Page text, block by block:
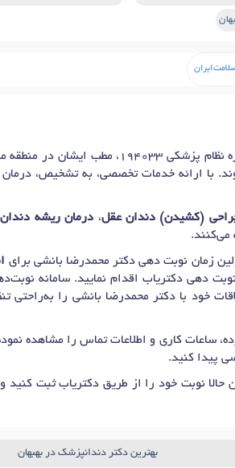
ایران
آقای دکتر محمدرضا بانشی، جراح و دکترای دندانپزشک در شهر بهبهان با شماره نظام
با ارائه خدمات تخصصی، به تشخیص، درمان
(کشیدن) دندان عقل، درمان ریشه دندان
می‌کنند.
دهی دکتریاب اقدام نمایید. سامانه
خود با دکتر محمدرضا بانشی را به‌راحتی
ساعات کاری و اطلاعات تماس را مشاهده
پیدا کنید.
نوبت خود را از طریق دکتریاب ثبت کنید
بهترین دکتر دندانپزشک در بهبهان